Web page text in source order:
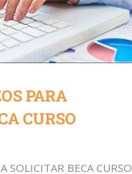
PARA
CURSO
SOLICITAR BECA CURSO